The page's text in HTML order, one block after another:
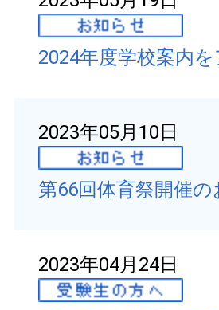
2024年度学校案内
2023年05月10日
第66回体育祭開催の
2023年04月24日